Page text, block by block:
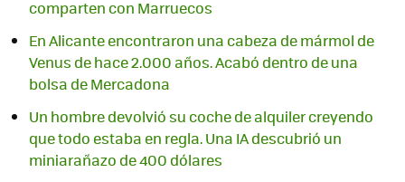
comparten con Marruecos
En Alicante encontraron una cabeza de mármol de
Venus de hace 2.000 años. Acabó dentro de una
bolsa de Mercadona
Un hombre devolvió su coche de alquiler creyendo
que todo estaba en regla. Una IA descubrió un
miniarañazo de 400 dólares